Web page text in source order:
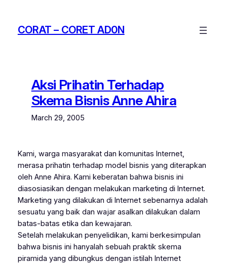
contentCORAT – CORET AD0N
Aksi Prihatin Terhadap
Skema Bisnis Anne Ahira
March 29, 2005
Kami, warga masyarakat dan komunitas Internet,
merasa prihatin terhadap model bisnis yang diterapkan
oleh Anne Ahira. Kami keberatan bahwa bisnis ini
diasosiasikan dengan melakukan marketing di Internet.
Marketing yang dilakukan di Internet sebenarnya adalah
sesuatu yang baik dan wajar asalkan dilakukan dalam
batas-batas etika dan kewajaran.
Setelah melakukan penyelidikan, kami berkesimpulan
bahwa bisnis ini hanyalah sebuah praktik skema
piramida yang dibungkus dengan istilah Internet